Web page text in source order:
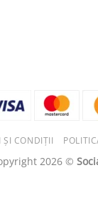
ȘI CONDIȚII
2026 ©